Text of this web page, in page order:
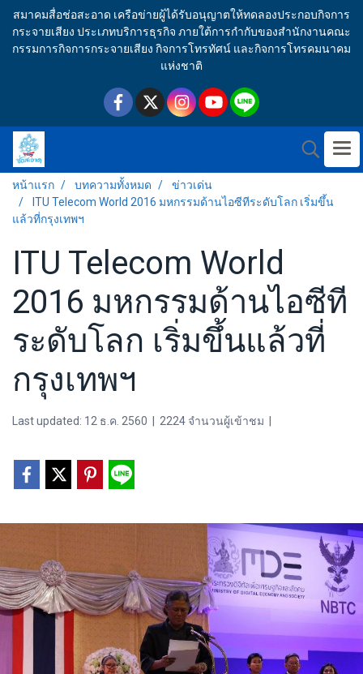
สมาคมสื่อช่อสะอาด เครือข่ายผู้ได้รับอนุญาตให้ทดลองประกอบกิจการ
กระจายเสียง ประเภทบริการธุรกิจ ภายใต้การกำกับของสำนักงานคณะ
กรรมการกิจการกระจายเสียง กิจการโทรทัศน์ และกิจการโทรคมนาคม
แห่งชาติ
หน้าแรก บทความทั้งหมด
ข่าวเด่น
ITU Telecom World 2016 มหกรรมด้านไอซีทีระดับโลก เริ่มขึ้น
แล้วที่กรุงเทพฯ
ITU Telecom World
2016 มหกรรมด้านไอซีที
ระดับโลก เริ่มขึ้นแล้วที่
กรุงเทพฯ
Last updated: 12 ธ.ค. 2560 2224 จำนวนผู้เข้าชม